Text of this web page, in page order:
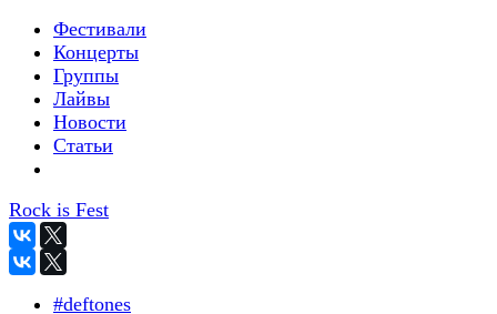
Фестивали
Концерты
Группы
Лайвы
Новости
Статьи
Rock is Fest
#deftones